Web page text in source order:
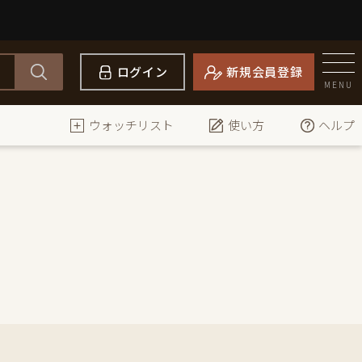
ログイン 新規会員登録
MENU
ウォッチリスト 使い方 ヘルプ